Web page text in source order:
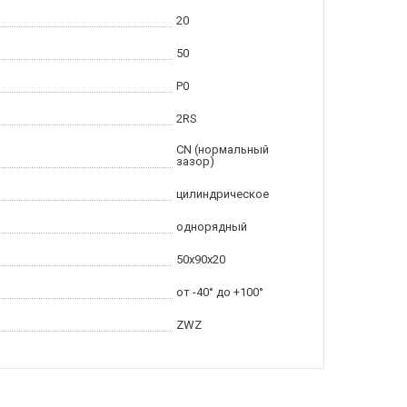
20
50
P0
2RS
CN (нормальный
зазор)
цилиндрическое
однорядный
50x90x20
от -40° до +100°
ZWZ